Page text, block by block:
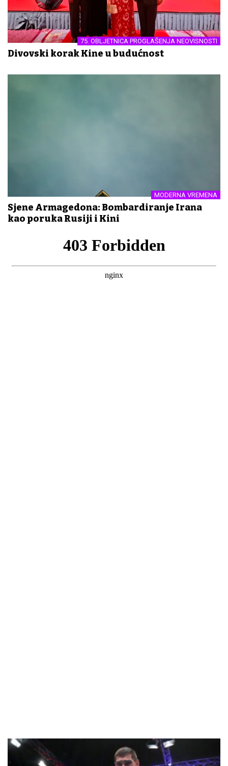
75. OBLJETNICA PROGLAŠENJA NEOVISNOSTI
Divovski korak Kine u budućnost
MODERNA VREMENA
Sjene Armagedona: Bombardiranje Irana
kao poruka Rusiji i Kini